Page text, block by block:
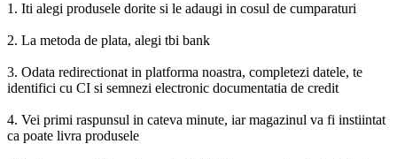
1. Iti alegi produsele dorite si le adaugi in cosul de cumparaturi
2. La metoda de plata, alegi tbi bank
3. Odata redirectionat in platforma noastra, completezi datele, te
identifici cu CI si semnezi electronic documentatia de credit
4. Vei primi raspunsul in cateva minute, iar magazinul va fi instiintat
ca poate livra produsele